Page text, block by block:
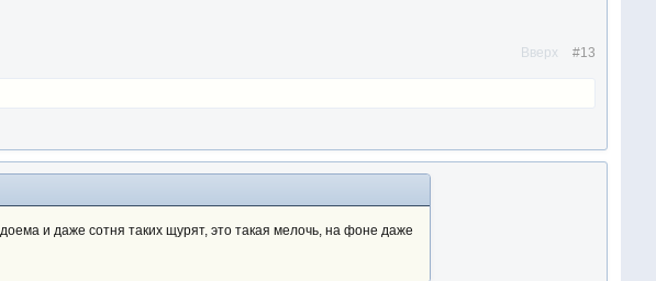
#13
Вверх
и даже сотня таких щурят, это такая мелочь, на фоне даже